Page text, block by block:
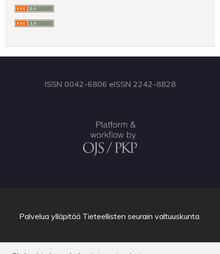
ISSN 0042-6806 eISSN 2242-8828
Palvelua ylläpitää Tieteellisten seurain valtuuskunta.